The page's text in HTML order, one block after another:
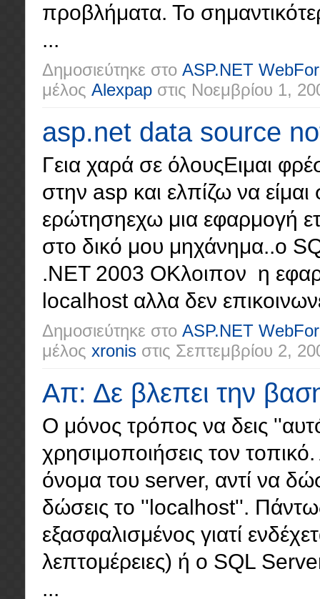
προβλήματα. Το
...
Δημοσιεύτηκε στο ASP.NET
μέλος Alexpap στις Νοεμβρίου 1,
asp.net data source
Γεια χαρά σε όλουςΕιμαι
στην asp και ελπίζω να
ερώτησηεχω μια εφαρμογή
στο δικό μου μηχάνημα..ο
.ΝΕΤ 2003 ΟΚλοιπον η
localhost αλλα δεν
Δημοσιεύτηκε στο ASP.NET
μέλος xronis στις Σεπτεμβρίου 2,
Απ: Δε βλεπει την
O μόνος τρόπος να δεις
χρησιμοποιήσεις τον
όνομα του server, αντί να
δώσεις το ''localhost''.
εξασφαλισμένος γιατί
λεπτομέρειες) ή ο SQL
...